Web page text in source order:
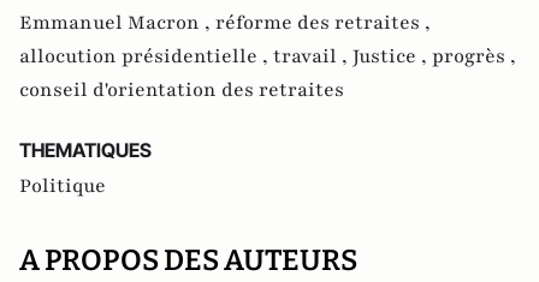
Emmanuel Macron , réforme des retraites ,
allocution présidentielle , travail , Justice , progrès ,
conseil d'orientation des retraites
THEMATIQUES
Politique
A PROPOS DES AUTEURS